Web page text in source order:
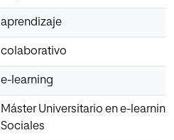
aprendizaje
colaborativo
e-learning
Máster Universitario en e-
Sociales